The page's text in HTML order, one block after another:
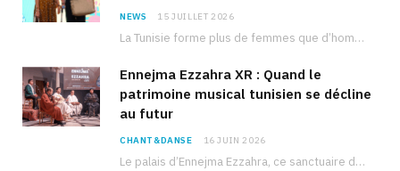
NEWS 15 JUILLET 2026
La Tunisie forme plus de femmes que d’hommes dans les filières scientifiques. Pourtant, pour beaucoup…
Ennejma Ezzahra XR : Quand le
patrimoine musical tunisien se décline
au futur
CHANT&DANSE 16 JUIN 2026
Le palais d’Ennejma Ezzahra, ce sanctuaire de la musique tunisienne et méditerranéenne construit par le…